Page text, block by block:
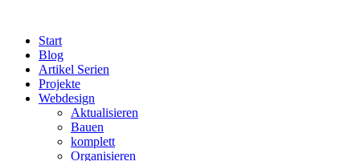
Start
Blog
Artikel Serien
Projekte
Webdesign
Aktualisieren
Bauen
komplett
Organisieren